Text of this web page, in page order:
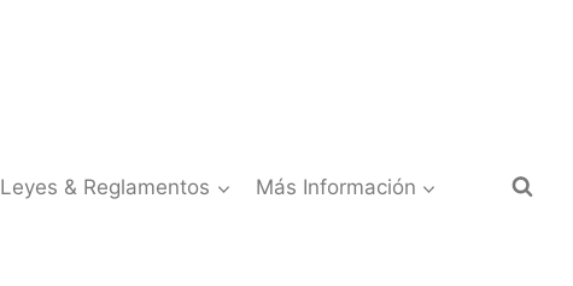
Leyes & Reglamentos Más Información